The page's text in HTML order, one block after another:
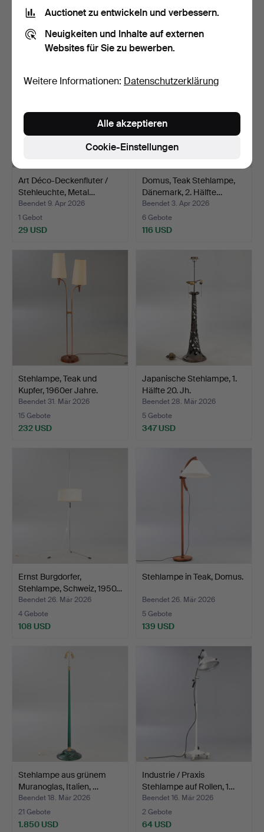
29 Gebote
826 USD 172 USD
Art Déco-Deckenfluter /
Stehleuchte, Metal…
Beendet 9. Apr 2026
1 Gebot
29 USD
Domus, Teak Stehlampe,
Dänemark, 2. Hälfte…
Beendet 3. Apr 2026
6 Gebote
116 USD
Stehlampe, Teak und
Kupfer, 1960er Jahre.
Beendet 31. Mär 2026
15 Gebote
232 USD
Japanische Stehlampe, 1.
Hälfte 20. Jh.
Beendet 28. Mär 2026
5 Gebote
347 USD
Ernst Burgdorfer,
Stehlampe, Schweiz, 1950…
Beendet 26. Mär 2026
4 Gebote
108 USD
Stehlampe in Teak, Domus.
Beendet 26. Mär 2026
5 Gebote
139 USD
Stehlampe aus grünem
Muranoglas, Italien, …
Beendet 18. Mär 2026
21 Gebote
1.850 USD
Industrie / Praxis
Stehlampe auf Rollen, 1…
Beendet 16. Mär 2026
2 Gebote
64 USD
Auctionet zu entwickeln und verbessern.
Neuigkeiten und Inhalte auf externen
Websites für Sie zu bewerben.
Weitere Informationen: Datenschutzerklärung
Cookie-Einstellungen
Alle akzeptieren